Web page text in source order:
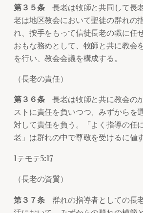
第３５条長老は牧師と共同して長
老は地区教会において聖徒の群れの
れ、按手をもって信徒長老の職に任
おもな務めとして、牧師と共に教会
を行い、教会会議を構成する。
（長老の責任）
第３６条長老は牧師と共に教会の
ストに責任を負いつつ、みずからを
対して責任を負う。「よく指導の任
老」は群れの中で尊敬を受けるに値す
1テモテ5:17
（長老の資質）
第３７条群れの指導者としての長